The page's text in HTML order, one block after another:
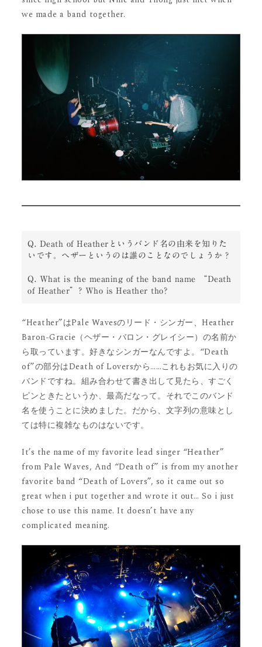
we made a band together.
Q. Death of Heatherというバンド名の由来を知りた
いです。ヘザーというのは誰のことなのでしょうか？
Q. What is the meaning of the band name “Death
of Heather”? Who is Heather tho?
“Heather”はPale Wavesのリード・シンガー、Heather
Baron-Gracie（ヘザー・バロン・グレイシー）の名前か
ら取っています。好きなシンガーなんですよ。“Death
of”の部分はDeath of Loversから……これもお気に入りの
バンドですね。組み合わせて書き出して見たら、すごく
ピンときたというか、最高だなって。それでこのバンド
名を使うことに決めました。だから、文字列の意味とし
ては特に複雑なものはないです。
It’s the name of my favorite lead singer “Heather”
from Pale Waves, And “Death of” is from my another
favorite band “Death of Lovers”, so it came out so
great when i put together and wrote it out… So i just
chose to use this name. It doesn’t have any
complicated meaning.